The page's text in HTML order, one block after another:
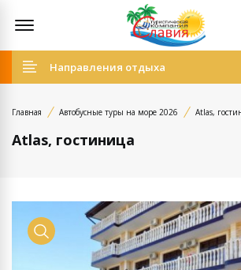
Направления отдыха
Главная Автобусные туры на море 2026 Аtlas,
Аtlas, гостиница
Просмотр